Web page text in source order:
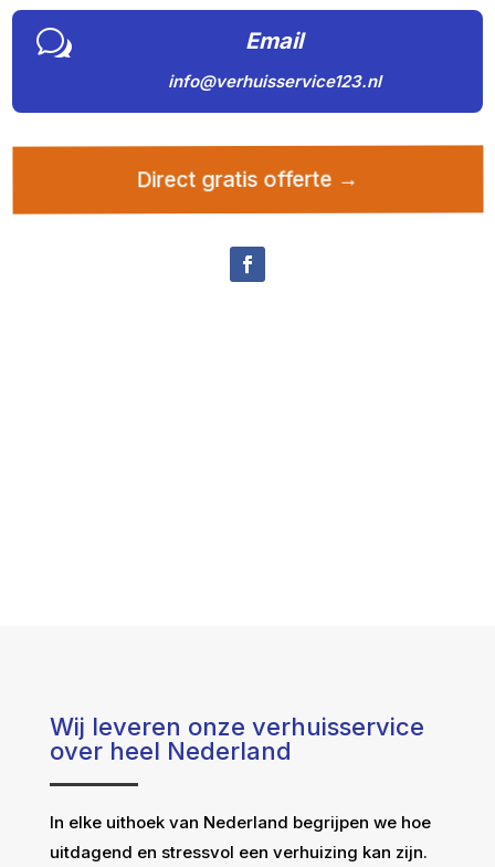
w Email
info@verhuisservice123.nl
Direct gratis offerte →
Wij leveren onze verhuisservice
over heel Nederland
In elke uithoek van Nederland begrijpen we hoe
uitdagend en stressvol een verhuizing kan zijn.